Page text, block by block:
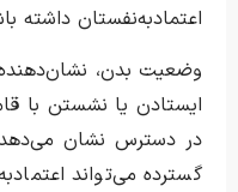
اعتمادبه‌نفستان داشته
وضعیت بدن،
ایستادن یا نشستن با
در دسترس نشان
گسترده می‌تواند